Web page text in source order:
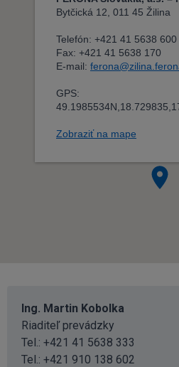
Ing. Martin Kobolka
Riaditeľ prevádzky
Tel.: +421 41 5638 333
Tel.: +421 910 138 602